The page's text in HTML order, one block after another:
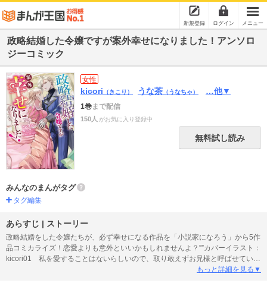
新規登録 ログイン メニュー
政略結婚した令嬢ですが案外幸せになりました！アンソロ
ジーコミック
女性
kicori （きこり） うな茶 （うなちゃ） …他▼
1巻まで配信
150人 がお気に入り登録中
無料試し読み
みんなのまんがタグ
タグ編集
あらすじ | ストーリー
政略結婚をした令嬢たちが、必ず幸せになる作品を「小説家になろう」から5作
品コミカライズ！恋愛よりも意外といいかもしれませんよ？””カバーイラスト：
kicori01 私を愛することはないらしいので、取り敢えずお兄様と呼ばせていた
だきますけれども原作：鬼多見 青 漫画：うな茶02 元婚約者が助けを求めて
もっと詳細を見る▼